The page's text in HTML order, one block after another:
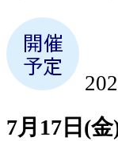
7月17日(